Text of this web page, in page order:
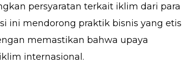
persyaratan terkait iklim dari para
ini mendorong praktik bisnis yang etis
memastikan bahwa upaya
internasional.